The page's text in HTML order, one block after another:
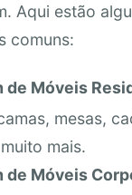
Aqui estão
comuns:
de Móveis
mesas,
mais.
de Móveis